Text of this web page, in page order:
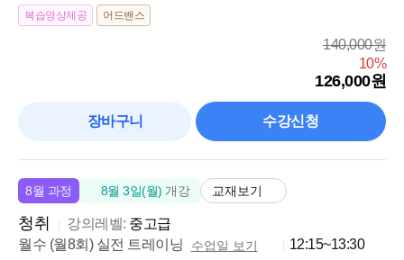
복습영상제공 어드밴스
140,000원
10%
126,000원
장바구니 수강신청
8월 과정 8월 3일(월) 개강 교재보기
청취 강의레벨: 중고급
월수 (월8회) 실전 트레이닝
수업일 보기 12:15~13:30